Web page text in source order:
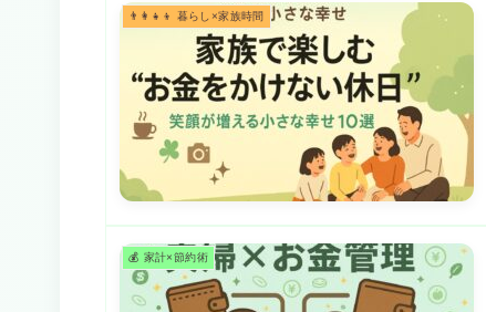
👨‍👩‍👧‍👦 暮らし×家族時間
💰 家計×節約術